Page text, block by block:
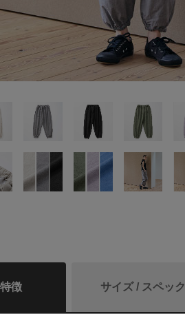
徴 サイズ / スペック